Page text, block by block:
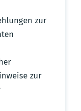
zur
zur